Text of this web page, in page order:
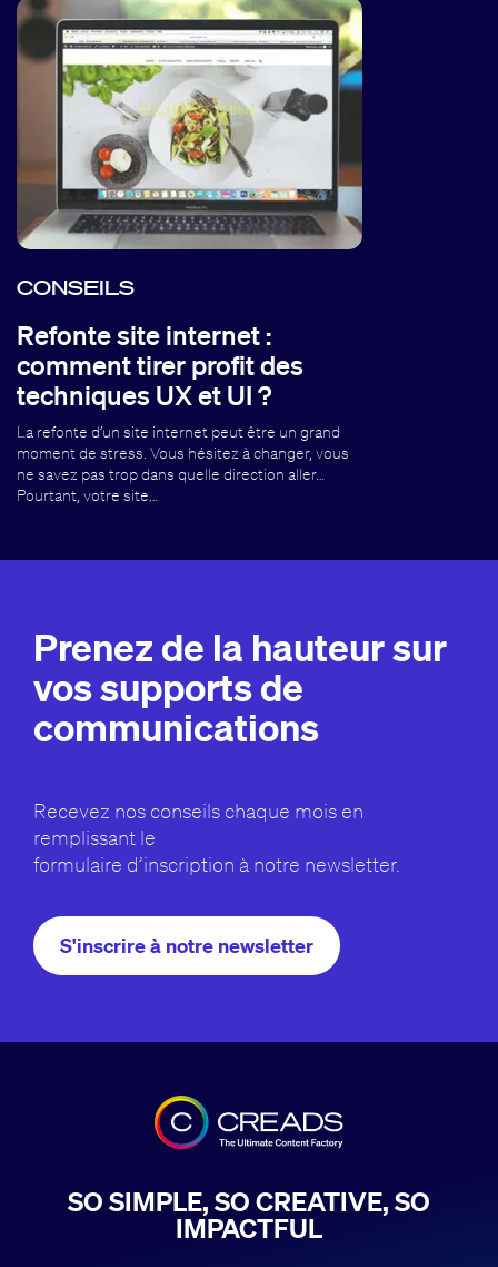
CONSEILS
Refonte site internet :
comment tirer profit des
techniques UX et UI ?
La refonte d’un site internet peut être un grand
moment de stress. Vous hésitez à changer, vous
ne savez pas trop dans quelle direction aller…
Pourtant, votre site…
Prenez de la hauteur sur
vos supports de
communications
Recevez nos conseils chaque mois en
remplissant le
formulaire d’inscription à notre newsletter.
S'inscrire à notre newsletter
SO SIMPLE, SO CREATIVE, SO
IMPACTFUL